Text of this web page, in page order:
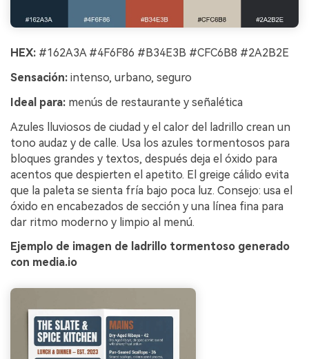
HEX: #162A3A #4F6F86 #B34E3B #CFC6B8 #2A2B2E
Sensación: intenso, urbano, seguro
Ideal para: menús de restaurante y señalética
Azules lluviosos de ciudad y el calor del ladrillo crean un
tono audaz y de calle. Usa los azules tormentosos para
bloques grandes y textos, después deja el óxido para
acentos que despierten el apetito. El greige cálido evita
que la paleta se sienta fría bajo poca luz. Consejo: usa el
óxido en encabezados de sección y una línea fina para
dar ritmo moderno y limpio al menú.
Ejemplo de imagen de ladrillo tormentoso generado
con media.io